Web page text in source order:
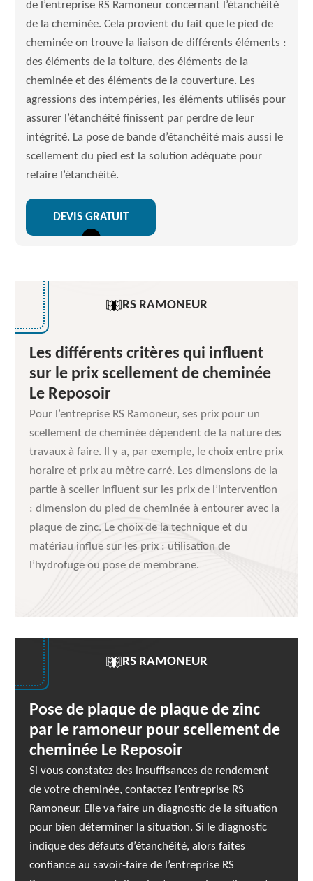
de l’entreprise RS Ramoneur concernant l’étanchéité
de la cheminée. Cela provient du fait que le pied de
cheminée on trouve la liaison de différents éléments :
des éléments de la toiture, des éléments de la
cheminée et des éléments de la couverture. Les
agressions des intempéries, les éléments utilisés pour
assurer l’étanchéité finissent par perdre de leur
intégrité. La pose de bande d’étanchéité mais aussi le
scellement du pied est la solution adéquate pour
refaire l’étanchéité.
DEVIS GRATUIT
RS RAMONEUR
Les différents critères qui influent
sur le prix scellement de cheminée
Le Reposoir
Pour l’entreprise RS Ramoneur, ses prix pour un
scellement de cheminée dépendent de la nature des
travaux à faire. Il y a, par exemple, le choix entre prix
horaire et prix au mètre carré. Les dimensions de la
partie à sceller influent sur les prix de l’intervention
: dimension du pied de cheminée à entourer avec la
plaque de zinc. Le choix de la technique et du
matériau influe sur les prix : utilisation de
l’hydrofuge ou pose de membrane.
RS RAMONEUR
Pose de plaque de plaque de zinc
par le ramoneur pour scellement de
cheminée Le Reposoir
Si vous constatez des insuffisances de rendement
de votre cheminée, contactez l’entreprise RS
Ramoneur. Elle va faire un diagnostic de la situation
pour bien déterminer la situation. Si le diagnostic
indique des défauts d’étanchéité, alors faites
confiance au savoir-faire de l’entreprise RS